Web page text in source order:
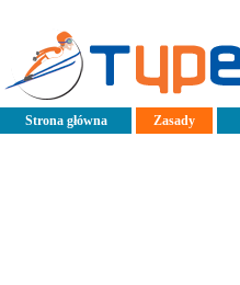
Strona główna Zasady